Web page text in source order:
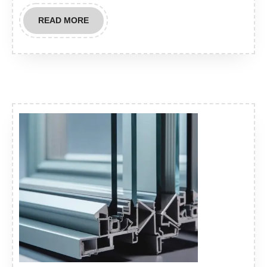
READ MOREREAD
MORE